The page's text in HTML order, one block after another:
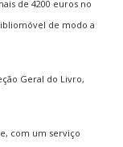
de 4200 euros no
de modo a
Geral do Livro,
com um serviço